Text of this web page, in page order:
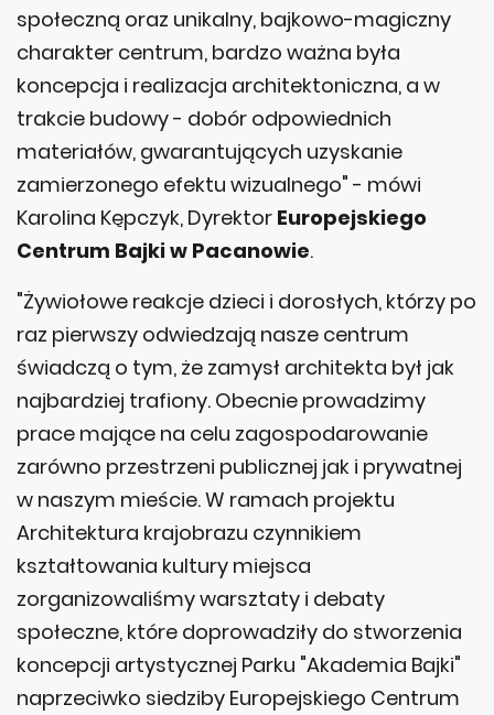
społeczną oraz unikalny, bajkowo-magiczny
charakter centrum, bardzo ważna była
koncepcja i realizacja architektoniczna, a w
trakcie budowy - dobór odpowiednich
materiałów, gwarantujących uzyskanie
zamierzonego efektu wizualnego" - mówi
Karolina Kępczyk, Dyrektor Europejskiego
Centrum Bajki w Pacanowie.
"Żywiołowe reakcje dzieci i dorosłych, którzy po
raz pierwszy odwiedzają nasze centrum
świadczą o tym, że zamysł architekta był jak
najbardziej trafiony. Obecnie prowadzimy
prace mające na celu zagospodarowanie
zarówno przestrzeni publicznej jak i prywatnej
w naszym mieście. W ramach projektu
Architektura krajobrazu czynnikiem
kształtowania kultury miejsca
zorganizowaliśmy warsztaty i debaty
społeczne, które doprowadziły do stworzenia
koncepcji artystycznej Parku "Akademia Bajki"
naprzeciwko siedziby Europejskiego Centrum